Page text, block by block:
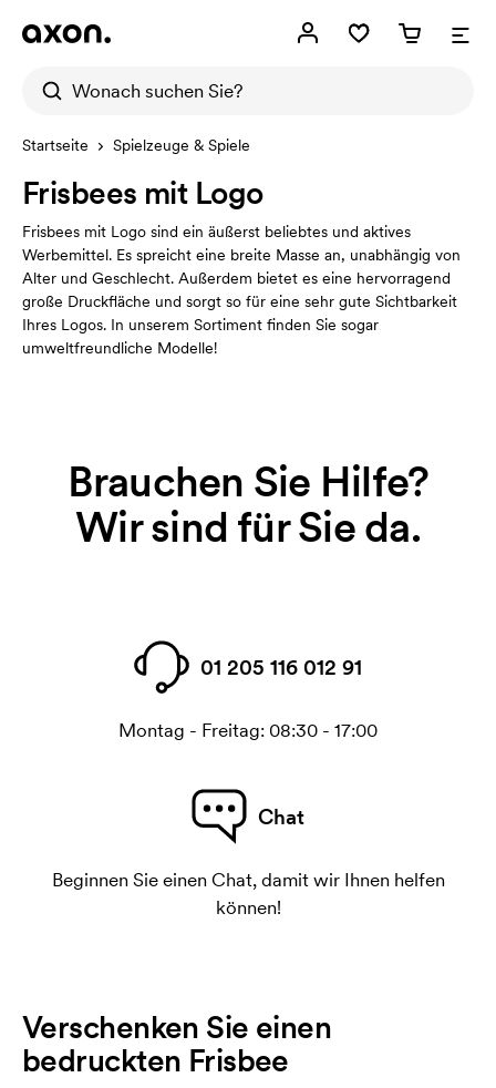
Startseite Spielzeuge & Spiele
Frisbees mit Logo
Frisbees mit Logo sind ein äußerst beliebtes und aktives
Werbemittel. Es spreicht eine breite Masse an, unabhängig von
Alter und Geschlecht. Außerdem bietet es eine hervorragend
große Druckfläche und sorgt so für eine sehr gute Sichtbarkeit
Ihres Logos. In unserem Sortiment finden Sie sogar
umweltfreundliche Modelle!
Brauchen Sie Hilfe?
Wir sind für Sie da.
01 205 116 012 91
Montag - Freitag: 08:30 - 17:00
Chat
Beginnen Sie einen Chat, damit wir Ihnen helfen
können!
Verschenken Sie einen
bedruckten Frisbee